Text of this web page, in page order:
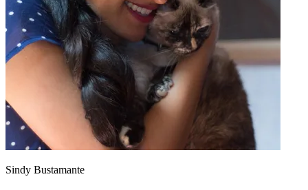
Sindy Bustamante